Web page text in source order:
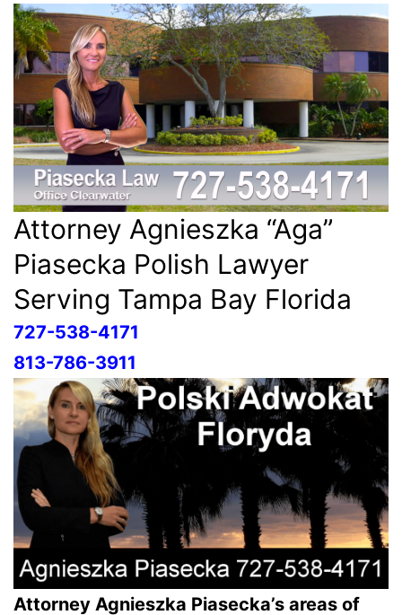
Attorney Agnieszka “Aga”
Piasecka Polish Lawyer
Serving Tampa Bay Florida
727-538-4171
813-786-3911
Attorney Agnieszka Piasecka’s areas of